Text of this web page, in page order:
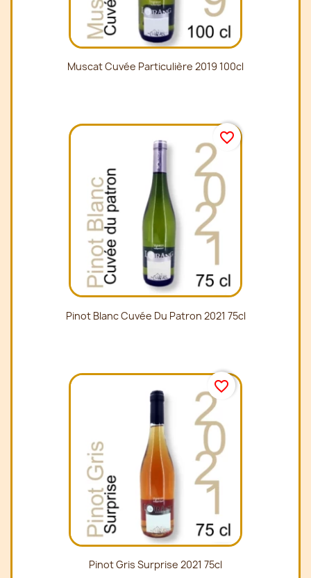
Muscat Cuvée Particulière 2019 100cl
Pinot Blanc Cuvée Du Patron 2021 75cl
favorite_border
Pinot Gris Surprise 2021 75cl
favorite_border